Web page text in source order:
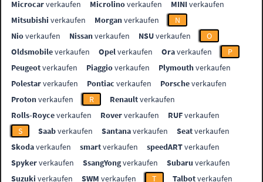
Microcarverkaufen Microlinoverkaufen MINIverkaufen
Mitsubishi verkaufen Morganverkaufen
N
Nioverkaufen Nissanverkaufen NSUverkaufen
O
Oldsmobileverkaufen Opelverkaufen Oraverkaufen
P
Peugeotverkaufen Piaggioverkaufen Plymouthverkaufen
Polestarverkaufen Pontiac verkaufen Porscheverkaufen
Protonverkaufen R Renaultverkaufen
Rolls-Royceverkaufen Roververkaufen RUFverkaufen
S
Saabverkaufen Santanaverkaufen Seatverkaufen
Skodaverkaufen smartverkaufen speedARTverkaufen
Spykerverkaufen SsangYongverkaufen Subaru verkaufen
Suzuki verkaufen SWM verkaufen T Talbotverkaufen